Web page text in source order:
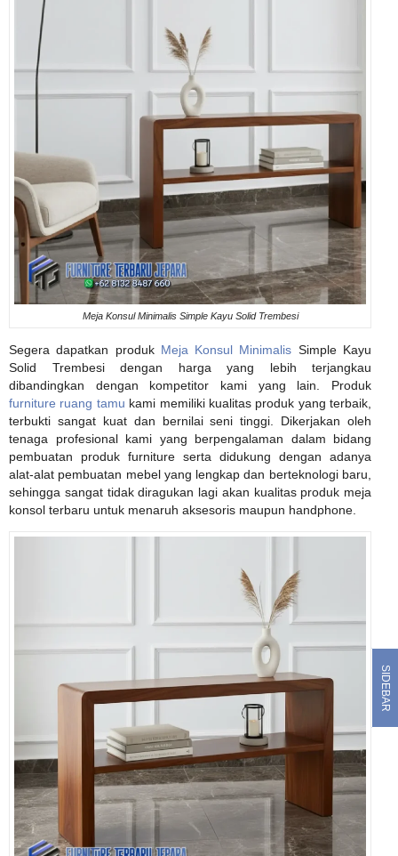
Meja Konsul Minimalis Simple Kayu Solid Trembesi
Segera dapatkan produk Meja Konsul Minimalis Simple Kayu
Solid Trembesi dengan harga yang lebih terjangkau
dibandingkan dengan kompetitor kami yang lain. Produk
furniture ruang tamu kami memiliki kualitas produk yang terbaik,
terbukti sangat kuat dan bernilai seni tinggi. Dikerjakan oleh
tenaga profesional kami yang berpengalaman dalam bidang
pembuatan produk furniture serta didukung dengan adanya
alat-alat pembuatan mebel yang lengkap dan berteknologi baru,
sehingga sangat tidak diragukan lagi akan kualitas produk meja
konsol terbaru untuk menaruh aksesoris maupun handphone.
SIDEBAR